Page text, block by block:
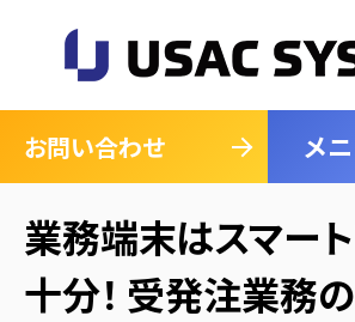
お問い合わせ メ
閉
業務端末はスマー
十分！ 受発注業務